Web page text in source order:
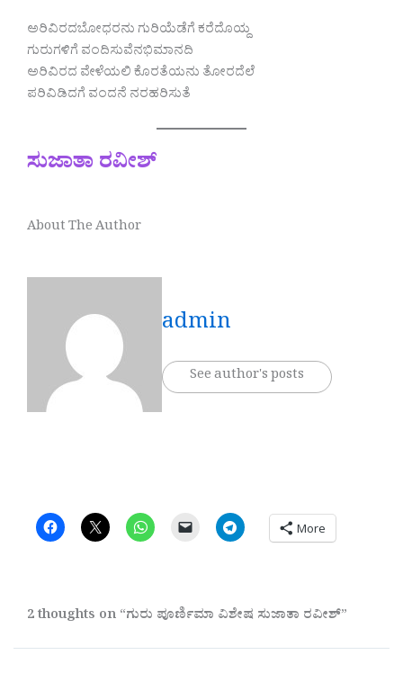
ಅರಿವಿರದಬೋಧರನು ಗುರಿಯೆಡೆಗೆ ಕರೆದೊಯ್ದ
ಗುರುಗಳಿಗೆ ವಂದಿಸುವೆನಭಿಮಾನದಿ
ಅರಿವಿರದ ವೇಳೆಯಲಿ ಕೊರತೆಯನು ತೋರದೆಲೆ
ಪರಿವಿಡಿದಗೆ ವಂದನೆ ನರಹರಿಸುತೆ
ಸುಜಾತಾ ರವೀಶ್
About The Author
admin
See author's posts
More
2 thoughts on “ಗುರು ಪೂರ್ಣಿಮಾ ವಿಶೇಷ ಸುಜಾತಾ ರವೀಶ್”